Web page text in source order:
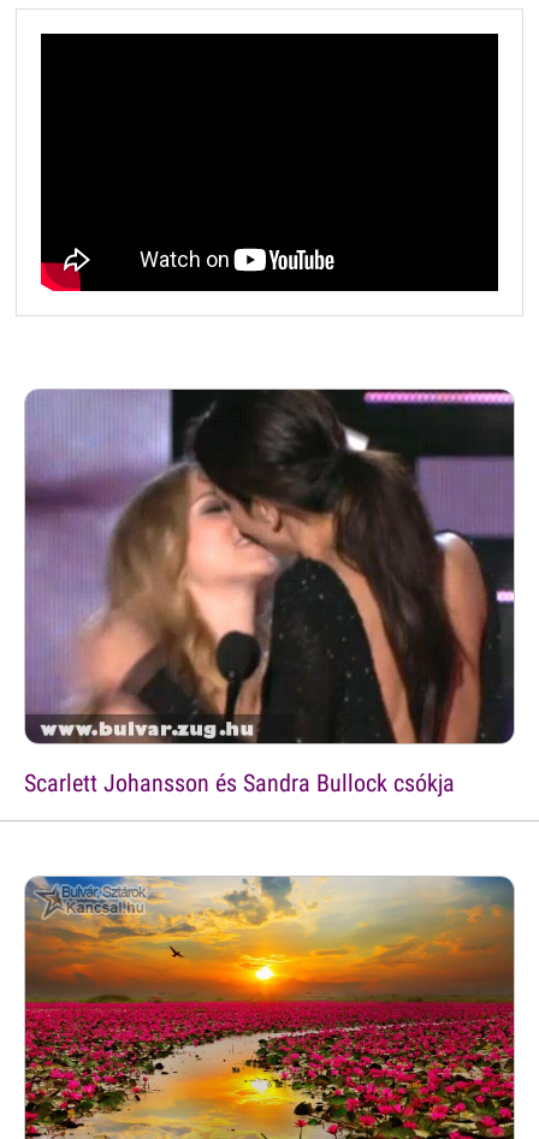
Scarlett Johansson és Sandra Bullock csókja